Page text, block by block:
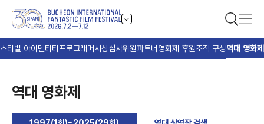
티벌 아이덴티티 프로그래머시상심사위원파트너 영화제 후원조직 구성역대 영화제
역대 영화제